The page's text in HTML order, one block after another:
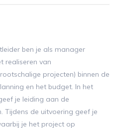
ben je als manager
realiseren van
projecten) binnen de
en het budget. In het
je leiding aan de
Tijdens de uitvoering geef je
je het project op